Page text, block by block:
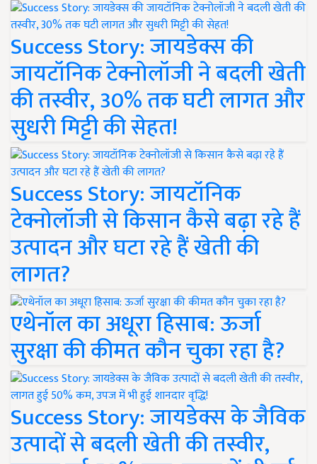
Success Story: जायडेक्स की
जायटॉनिक टेक्नोलॉजी ने बदली खेती
की तस्वीर, 30% तक घटी लागत और
सुधरी मिट्टी की सेहत!
Success Story: जायटॉनिक
टेक्नोलॉजी से किसान कैसे बढ़ा रहे हैं
उत्पादन और घटा रहे हैं खेती की
लागत?
एथेनॉल का अधूरा हिसाब: ऊर्जा
सुरक्षा की कीमत कौन चुका रहा है?
Success Story: जायडेक्स के जैविक
उत्पादों से बदली खेती की तस्वीर,